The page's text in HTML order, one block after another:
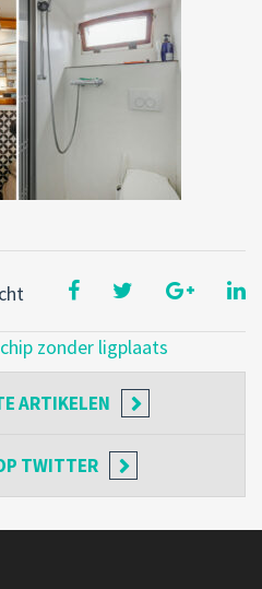
zonder ligplaats
ARTIKELEN
TWITTER